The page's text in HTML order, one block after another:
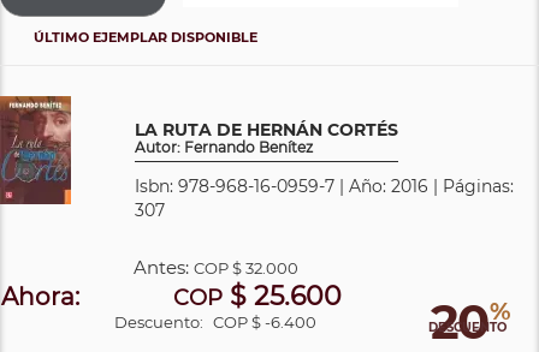
ÚLTIMO EJEMPLAR DISPONIBLE
LA RUTA DE HERNÁN CORTÉS
Autor: Fernando Benítez
Isbn: 978-968-16-0959-7 | Año: 2016 | Páginas:
307
20%
DESCUENTO
Antes: COP$ 32.000
Ahora: COP $ 25.600
Descuento: COP $ -6.400